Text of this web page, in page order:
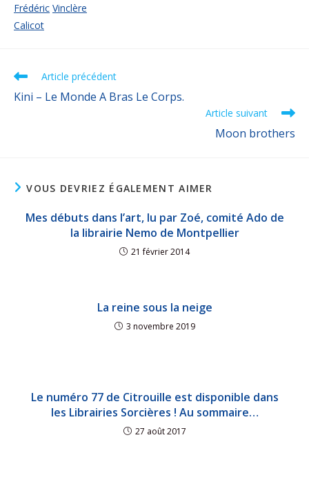
Frédéric Vinclère
Calicot
Article précédent
Kini – Le Monde A Bras Le Corps.
Article suivant
Moon brothers
VOUS DEVRIEZ ÉGALEMENT AIMER
Mes débuts dans l’art, lu par Zoé, comité Ado de
la librairie Nemo de Montpellier
21 février 2014
La reine sous la neige
3 novembre 2019
Le numéro 77 de Citrouille est disponible dans
les Librairies Sorcières ! Au sommaire…
27 août 2017